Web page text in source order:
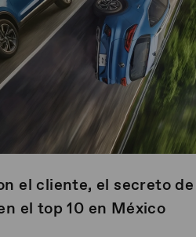
el cliente, el secreto
el top 10 en México